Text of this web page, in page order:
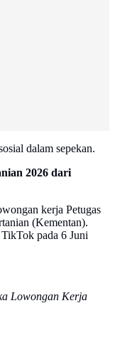
dalam sepekan.
2026 dari
kerja Petugas
(Kementan).
pada 6 Juni
Lowongan Kerja